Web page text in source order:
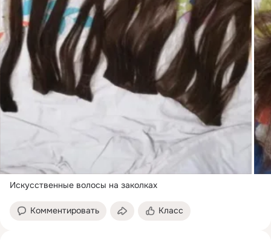
Искусственные волосы на заколках
Комментировать Класс